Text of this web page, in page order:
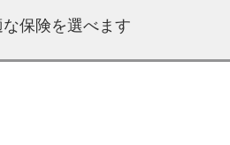
保険を選べます